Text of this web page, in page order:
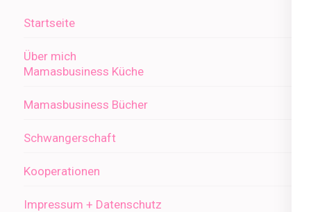
Startseite
Über mich
Mamasbusiness Küche
Mamasbusiness Bücher
Schwangerschaft
Kooperationen
Impressum + Datenschutz